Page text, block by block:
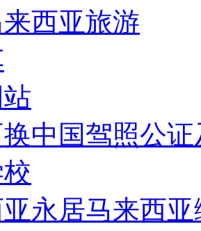
西亚旅游
中国驾照公
永居马来西